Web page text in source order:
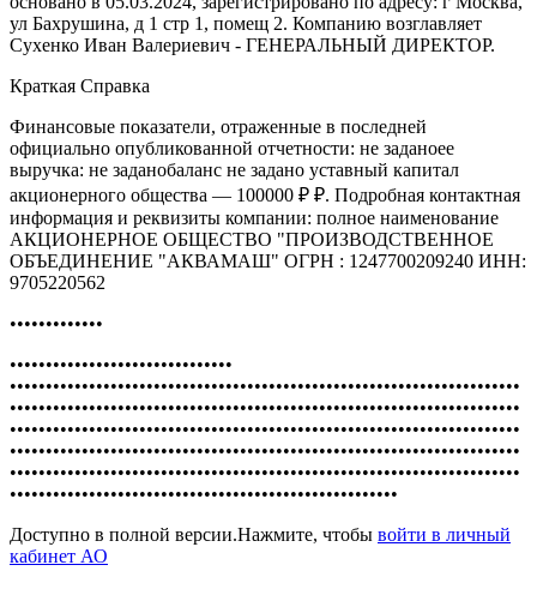
ул Бахрушина, д 1 стр 1, помещ 2. Компанию возглавляет
Сухенко Иван Валериевич - ГЕНЕРАЛЬНЫЙ ДИРЕКТОР.
Краткая Справка
Финансовые показатели, отраженные в последней
официально опубликованной отчетности: не заданоее
выручка: не заданобаланс не задано уставный капитал
акционерного общества — 100000 ₽ ₽. Подробная контактная
информация и реквизиты компании: полное наименование
АКЦИОНЕРНОЕ ОБЩЕСТВО "ПРОИЗВОДСТВЕННОЕ
ОБЪЕДИНЕНИЕ "АКВАМАШ" ОГРН : 1247700209240 ИНН:
9705220562
•••••••••••••
•••••••••••••••••••••••••••••••
•••••••••••••••••••••••••••••••••••••••••••••••••••••••••••••••••••••••
•••••••••••••••••••••••••••••••••••••••••••••••••••••••••••••••••••••••
•••••••••••••••••••••••••••••••••••••••••••••••••••••••••••••••••••••••
•••••••••••••••••••••••••••••••••••••••••••••••••••••••••••••••••••••••
•••••••••••••••••••••••••••••••••••••••••••••••••••••••••••••••••••••••
••••••••••••••••••••••••••••••••••••••••••••••••••••••
Доступно в полной версии.Нажмите, чтобы войти в личный
кабинет АО